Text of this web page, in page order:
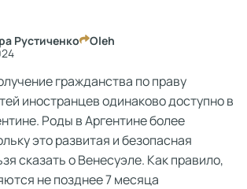
Рустиченко
Oleh
гражданства по праву
иностранцев одинаково доступно в
Роды в Аргентине более
это развитая и безопасная
сказать о Венесуэле. Как правило,
не позднее 7 месяца